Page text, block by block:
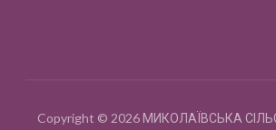
Copyright © 2026 МИКОЛАЇВСЬКА